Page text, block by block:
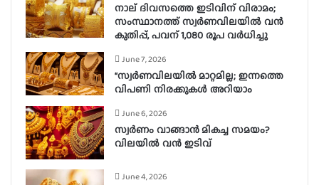
നാല് ദിവസത്തെ ഇടിവിന് വിരാമം;
സംസ്ഥാനത്ത് സ്വർണവിലയിൽ വൻ
കുതിപ്പ്, പവന് 1,080 രൂപ വർധിച്ചു
June 7, 2026
“സ്വർണവിലയിൽ മാറ്റമില്ല; ഇന്നത്തെ
വിപണി നിരക്കുകൾ അറിയാം
June 6, 2026
സ്വർണം വാങ്ങാൻ മികച്ച സമയം?
വിലയിൽ വൻ ഇടിവ്
June 4, 2026